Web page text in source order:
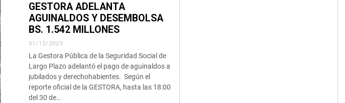
GESTORA ADELANTA
AGUINALDOS Y DESEMBOLSA
BS. 1.542 MILLONES
01/12/2023
La Gestora Pública de la Seguridad Social de
Largo Plazo adelantó el pago de aguinaldos a
jubilados y derechohabientes. Según el
reporte oficial de la GESTORA, hasta las 18:00
del 30 de…